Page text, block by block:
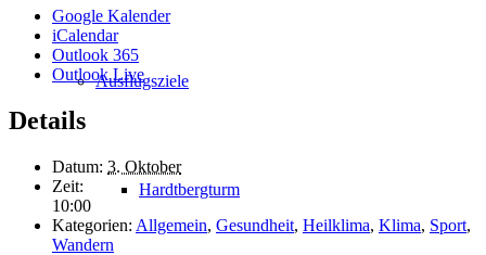
Ausflugsziele
Hardtbergturm
Google Kalender
iCalendar
Outlook 365
Outlook Live
Details
Datum: 3. Oktober
Zeit:
10:00
Kategorien: Allgemein, Gesundheit, Heilklima, Klima, Sport,
Wandern